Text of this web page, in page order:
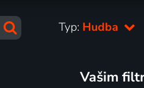
Typ: Hudba
Vašim